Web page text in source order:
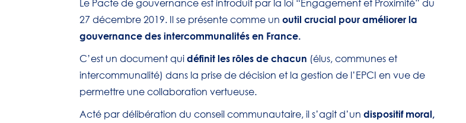
Le Pacte de gouvernance est introduit par la loi “Engagement et Proximité” du
27 décembre 2019. Il se présente comme un outil crucial pour améliorer la
gouvernance des intercommunalités en France.
C’est un document quidéfinit les rôles de chacun (élus, communes et
intercommunalité) dans la prise de décision et la gestion de l’EPCI en vue de
permettre une collaboration vertueuse.
Acté par délibération du conseil communautaire, il s’agit d’un dispositif moral,